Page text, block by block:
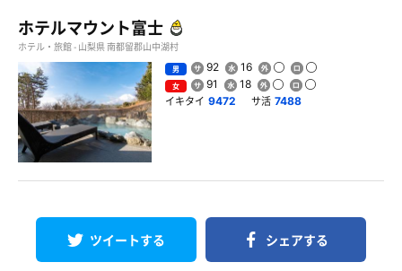
ホテルマウント富士
ホテル・旅館 - 山梨県 南都留郡山中湖村
男 92 16
女 91 18
イキタイ 9472 サ活 7488
ツイートする シェアする